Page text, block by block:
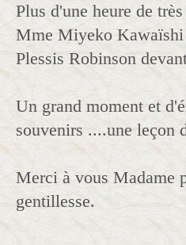
Plus d'une heure de
Mme Miyeko Kawaïshi
Plessis Robinson
Un grand moment et
souvenirs ....une leçon
Merci à vous Madame
gentillesse.